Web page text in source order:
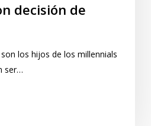
decisión de
los hijos de los millennials
ser…